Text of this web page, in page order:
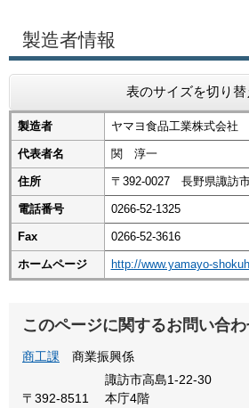
製造者情報
表のサイズを切り替
製造者 ヤマヨ食品工業株式会社
代表者名 関 淳一
住所 〒392-0027 長野県諏訪
電話番号 0266-52-1325
Fax 0266-52-3616
ホームページ http://www.yamayo-
このページに関するお問い合
商工課 商業振興係
〒392-8511
諏訪市高島1-22-30
本庁4階